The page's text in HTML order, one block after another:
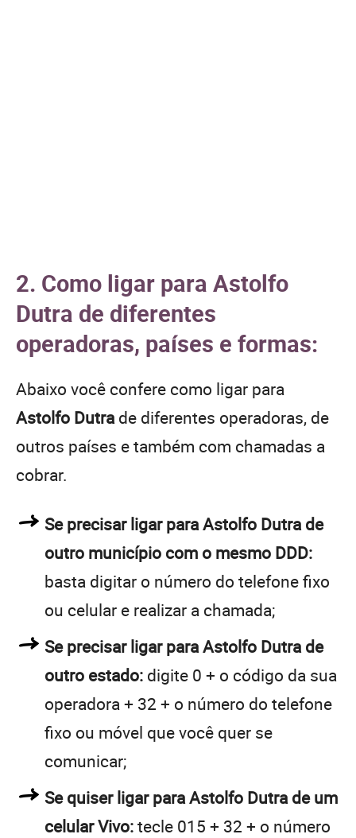
2. Como ligar para Astolfo
Dutra de diferentes
operadoras, países e formas:
Abaixo você confere como ligar para
Astolfo Dutra de diferentes operadoras, de
outros países e também com chamadas a
cobrar.
Se precisar ligar para Astolfo Dutra de
outro município com o mesmo DDD:
basta digitar o número do telefone fixo
ou celular e realizar a chamada;
Se precisar ligar para Astolfo Dutra de
outro estado: digite 0 + o código da sua
operadora + 32 + o número do telefone
fixo ou móvel que você quer se
comunicar;
Se quiser ligar para Astolfo Dutra de um
celular Vivo:tecle 015 + 32 + o número